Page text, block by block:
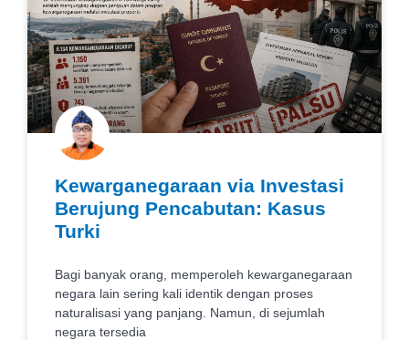
Kewarganegaraan via Investasi
Berujung Pencabutan: Kasus
Turki
Bagi banyak orang, memperoleh kewarganegaraan
negara lain sering kali identik dengan proses
naturalisasi yang panjang. Namun, di sejumlah
negara tersedia